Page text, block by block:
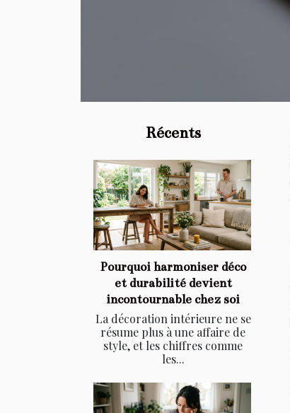
Récents
Pourquoi harmoniser déco
et durabilité devient
incontournable chez soi
La décoration intérieure ne se
résume plus à une affaire de
style, et les chiffres comme
les...